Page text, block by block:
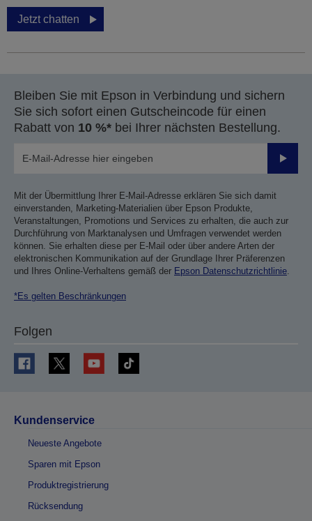
Jetzt chatten
Bleiben Sie mit Epson in Verbindung und sichern
Sie sich sofort einen Gutscheincode für einen
Rabatt von 10 %* bei Ihrer nächsten Bestellung.
Mit der Übermittlung Ihrer E-Mail-Adresse erklären Sie sich damit
einverstanden, Marketing-Materialien über Epson Produkte,
Veranstaltungen, Promotions und Services zu erhalten, die auch zur
Durchführung von Marktanalysen und Umfragen verwendet werden
können. Sie erhalten diese per E-Mail oder über andere Arten der
elektronischen Kommunikation auf der Grundlage Ihrer Präferenzen
und Ihres Online-Verhaltens gemäß der Epson Datenschutzrichtlinie.
*Es gelten Beschränkungen
Folgen
Kundenservice
Neueste Angebote
Sparen mit Epson
Produktregistrierung
Rücksendung